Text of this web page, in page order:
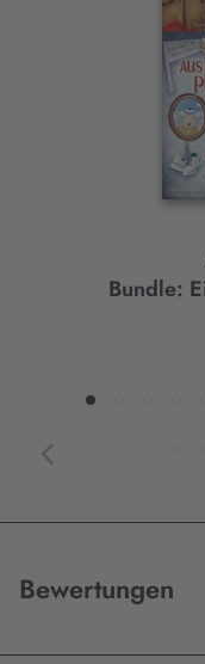
Bundle:
Bewertungen